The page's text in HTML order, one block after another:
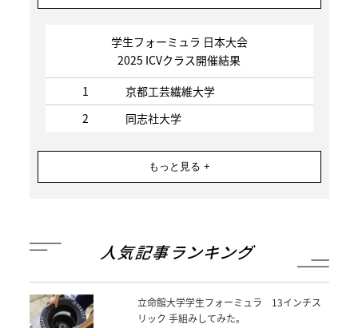
学生フォーミュラ 日本大会
2025 ICVクラス開催結果
1
京都工芸繊維大学
2
同志社大学
もっと見る +
人気記事ランキング
立命館大学学生フォーミュラ 13インチス
リック 手組みしてみた。